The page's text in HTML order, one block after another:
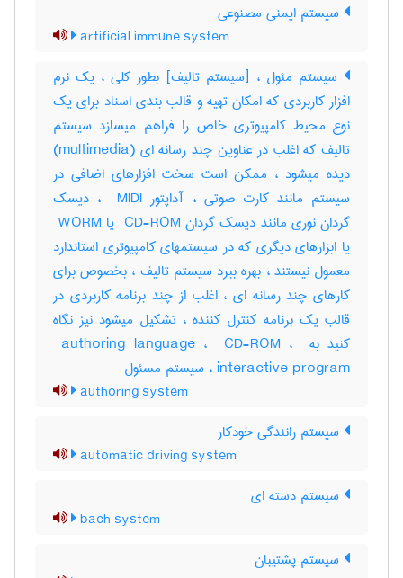
سیستم ایمنی مصنوعی
artificial immune system
سیستم مئول ، [سیستم تالیف] بطور کلی ، یک نرم
افزار کاربردی که امکان تهیه و قالب بندی اسناد برای یک
نوع محیط کامپیوتری خاص را فراهم میسازد سیستم
تالیف که اغلب در عناوین چند رسانه ای (‎multimedia)
دیده میشود ، ممکن است سخت افزارهای اضافی در
سیستم مانند کارت صوتی ، آداپتور ‎ MIDI ، دیسک
گردان نوری مانند دیسک گردان ‎ CD-ROM یا ‎ WORM
یا ابزارهای دیگری که در سیستمهای کامپیوتری استاندارد
معمول نیستند ، بهره ببرد سیستم تالیف ، بخصوص برای
کارهای چند رسانه ای ، اغلب از چند برنامه کاربردی در
قالب یک برنامه کنترل کننده ، تشکیل میشود نیز نگاه
کنید به ‎ authoring language ، ‎ CD-ROM ، ‎
interactive program ، سیستم مسئول
authoring system
سیستم رانندگی خودکار
automatic driving system
سیستم دسته ای
bach system
سیستم پشتیبان